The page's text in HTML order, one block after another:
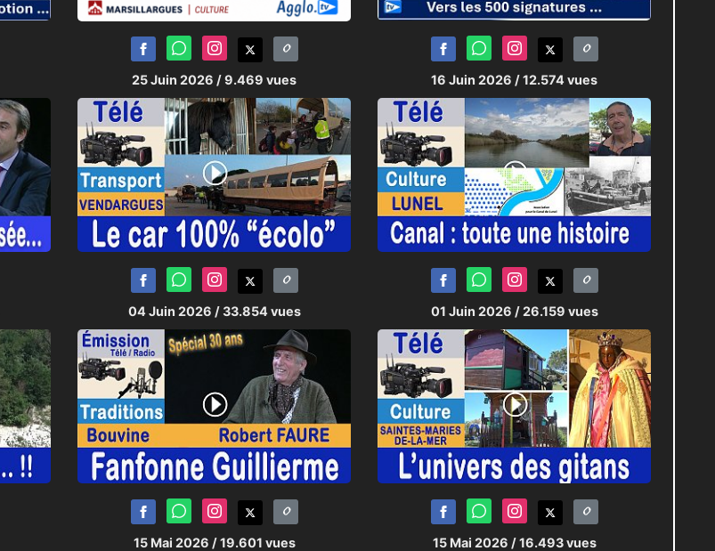
25 Juin 2026 / 9.469 vues 16 Juin 2026 / 12.574 vues
04 Juin 2026 / 33.854 vues 01 Juin 2026 / 26.159 vues
15 Mai 2026 / 19.601 vues 15 Mai 2026 / 16.493 vues